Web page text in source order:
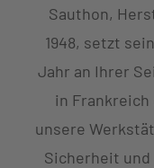
Sauthon,
1948, setzt
Jahr an Ihrer
in
unsere
Sicherheit